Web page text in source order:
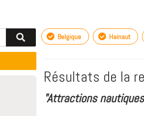
Belgique Hainaut
Résultats de la
"Attractions